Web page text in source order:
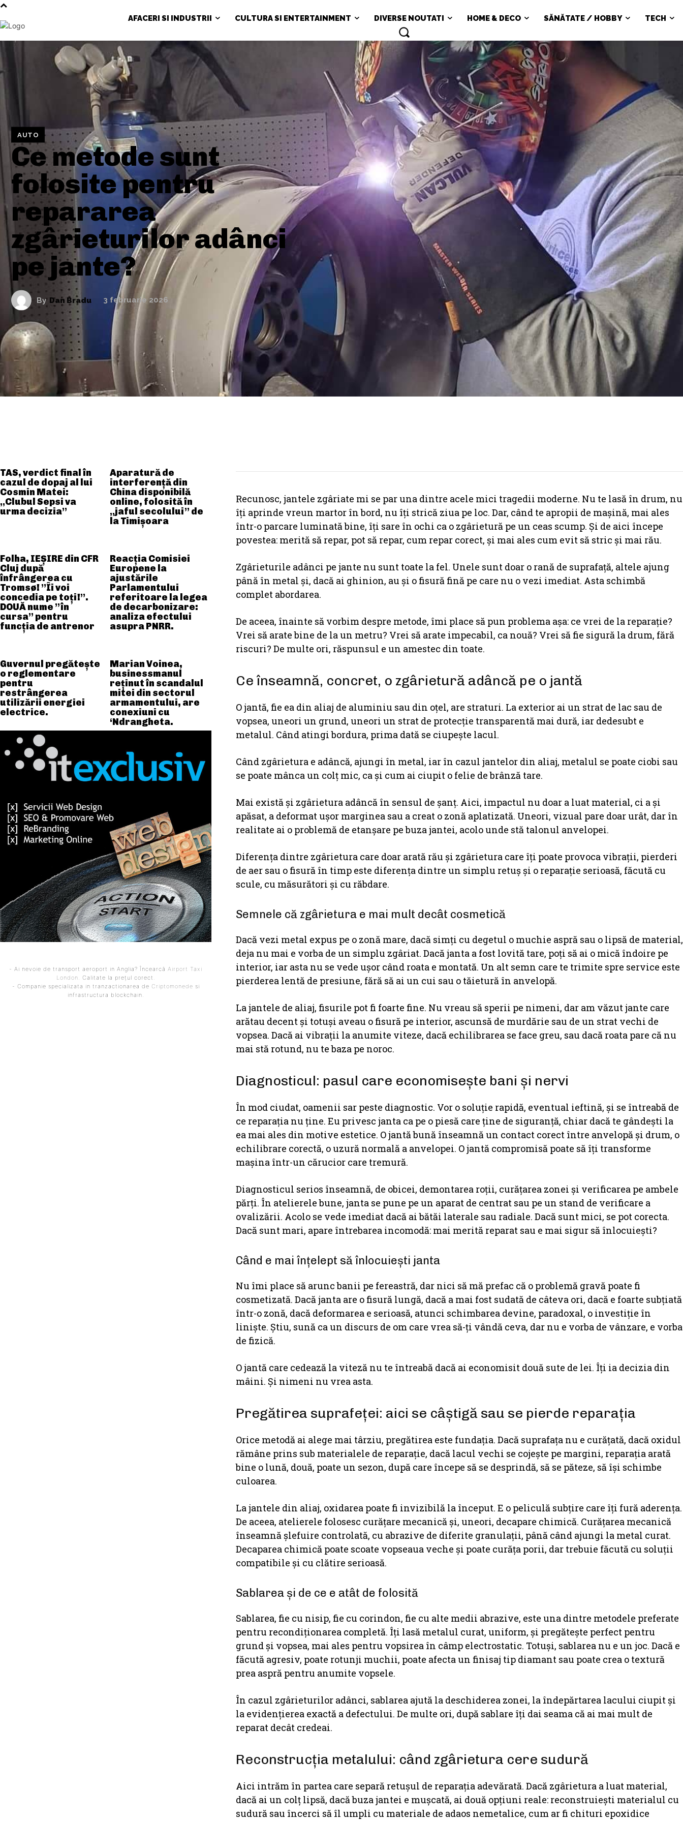
AFACERI SI INDUSTRII CULTURA SI ENTERTAINMENT DIVERSE NOUTATI HOME & DECO SĂNĂTATE / HOBBY TECH
AUTO
Ce metode sunt
folosite pentru
repararea
zgârieturilor adânci
pe jante?
By Dan Bradu 3 februarie 2026
TAS, verdict final în
cazul de dopaj al lui
Cosmin Matei:
„Clubul Sepsi va
urma decizia”
Aparatură de
interferență din
China disponibilă
online, folosită în
„jaful secolului” de
la Timișoara
Folha, IEȘIRE din CFR
Cluj după
înfrângerea cu
Tromsø! ”Îi voi
concedia pe toți!”.
DOUĂ nume ”în
cursa” pentru
funcția de antrenor
Reacția Comisiei
Europene la
ajustările
Parlamentului
referitoare la legea
de decarbonizare:
analiza efectului
asupra PNRR.
Guvernul pregătește
o reglementare
pentru
restrângerea
utilizării energiei
electrice.
Marian Voinea,
businessmanul
reținut în scandalul
mitei din sectorul
armamentului, are
conexiuni cu
‘Ndrangheta.
- Ai nevoie de transport aeroport in Anglia? Încearcă Airport Taxi
London. Calitate la prețul corect.
- Companie specializata in tranzactionarea de Criptomonede si
infrastructura blockchain.
Recunosc, jantele zgâriate mi se par una dintre acele mici tragedii moderne. Nu te lasă în drum, nu
îți aprinde vreun martor în bord, nu îți strică ziua pe loc. Dar, când te apropii de mașină, mai ales
într-o parcare luminată bine, îți sare în ochi ca o zgârietură pe un ceas scump. Și de aici începe
povestea: merită să repar, pot să repar, cum repar corect, și mai ales cum evit să stric și mai rău.
Zgârieturile adânci pe jante nu sunt toate la fel. Unele sunt doar o rană de suprafață, altele ajung
până în metal și, dacă ai ghinion, au și o fisură fină pe care nu o vezi imediat. Asta schimbă
complet abordarea.
De aceea, înainte să vorbim despre metode, îmi place să pun problema așa: ce vrei de la reparație?
Vrei să arate bine de la un metru? Vrei să arate impecabil, ca nouă? Vrei să fie sigură la drum, fără
riscuri? De multe ori, răspunsul e un amestec din toate.
Ce înseamnă, concret, o zgârietură adâncă pe o jantă
O jantă, fie ea din aliaj de aluminiu sau din oțel, are straturi. La exterior ai un strat de lac sau de
vopsea, uneori un grund, uneori un strat de protecție transparentă mai dură, iar dedesubt e
metalul. Când atingi bordura, prima dată se ciupește lacul.
Când zgârietura e adâncă, ajungi în metal, iar în cazul jantelor din aliaj, metalul se poate ciobi sau
se poate mânca un colț mic, ca și cum ai ciupit o felie de brânză tare.
Mai există și zgârietura adâncă în sensul de șanț. Aici, impactul nu doar a luat material, ci a și
apăsat, a deformat ușor marginea sau a creat o zonă aplatizată. Uneori, vizual pare doar urât, dar în
realitate ai o problemă de etanșare pe buza jantei, acolo unde stă talonul anvelopei.
Diferența dintre zgârietura care doar arată rău și zgârietura care îți poate provoca vibrații, pierderi
de aer sau o fisură în timp este diferența dintre un simplu retuș și o reparație serioasă, făcută cu
scule, cu măsurători și cu răbdare.
Semnele că zgârietura e mai mult decât cosmetică
Dacă vezi metal expus pe o zonă mare, dacă simți cu degetul o muchie aspră sau o lipsă de material,
deja nu mai e vorba de un simplu zgâriat. Dacă janta a fost lovită tare, poți să ai o mică îndoire pe
interior, iar asta nu se vede ușor când roata e montată. Un alt semn care te trimite spre service este
pierderea lentă de presiune, fără să ai un cui sau o tăietură în anvelopă.
La jantele de aliaj, fisurile pot fi foarte fine. Nu vreau să sperii pe nimeni, dar am văzut jante care
arătau decent și totuși aveau o fisură pe interior, ascunsă de murdărie sau de un strat vechi de
vopsea. Dacă ai vibrații la anumite viteze, dacă echilibrarea se face greu, sau dacă roata pare că nu
mai stă rotund, nu te baza pe noroc.
Diagnosticul: pasul care economisește bani și nervi
În mod ciudat, oamenii sar peste diagnostic. Vor o soluție rapidă, eventual ieftină, și se întreabă de
ce reparația nu ține. Eu privesc janta ca pe o piesă care ține de siguranță, chiar dacă te gândești la
ea mai ales din motive estetice. O jantă bună înseamnă un contact corect între anvelopă și drum, o
echilibrare corectă, o uzură normală a anvelopei. O jantă compromisă poate să îți transforme
mașina într-un cărucior care tremură.
Diagnosticul serios înseamnă, de obicei, demontarea roții, curățarea zonei și verificarea pe ambele
părți. În atelierele bune, janta se pune pe un aparat de centrat sau pe un stand de verificare a
ovalizării. Acolo se vede imediat dacă ai bătăi laterale sau radiale. Dacă sunt mici, se pot corecta.
Dacă sunt mari, apare întrebarea incomodă: mai merită reparat sau e mai sigur să înlocuiești?
Când e mai înțelept să înlocuiești janta
Nu îmi place să arunc banii pe fereastră, dar nici să mă prefac că o problemă gravă poate fi
cosmetizată. Dacă janta are o fisură lungă, dacă a mai fost sudată de câteva ori, dacă e foarte subțiată
într-o zonă, dacă deformarea e serioasă, atunci schimbarea devine, paradoxal, o investiție în
liniște. Știu, sună ca un discurs de om care vrea să-ți vândă ceva, dar nu e vorba de vânzare, e vorba
de fizică.
O jantă care cedează la viteză nu te întreabă dacă ai economisit două sute de lei. Îți ia decizia din
mâini. Și nimeni nu vrea asta.
Pregătirea suprafeței: aici se câștigă sau se pierde reparația
Orice metodă ai alege mai târziu, pregătirea este fundația. Dacă suprafața nu e curățată, dacă oxidul
rămâne prins sub materialele de reparație, dacă lacul vechi se cojește pe margini, reparația arată
bine o lună, două, poate un sezon, după care începe să se desprindă, să se păteze, să își schimbe
culoarea.
La jantele din aliaj, oxidarea poate fi invizibilă la început. E o peliculă subțire care îți fură aderența.
De aceea, atelierele folosesc curățare mecanică și, uneori, decapare chimică. Curățarea mecanică
înseamnă șlefuire controlată, cu abrazive de diferite granulații, până când ajungi la metal curat.
Decaparea chimică poate scoate vopseaua veche și poate curăța porii, dar trebuie făcută cu soluții
compatibile și cu clătire serioasă.
Sablarea și de ce e atât de folosită
Sablarea, fie cu nisip, fie cu corindon, fie cu alte medii abrazive, este una dintre metodele preferate
pentru recondiționarea completă. Îți lasă metalul curat, uniform, și pregătește perfect pentru
grund și vopsea, mai ales pentru vopsirea în câmp electrostatic. Totuși, sablarea nu e un joc. Dacă e
făcută agresiv, poate rotunji muchii, poate afecta un finisaj tip diamant sau poate crea o textură
prea aspră pentru anumite vopsele.
În cazul zgârieturilor adânci, sablarea ajută la deschiderea zonei, la îndepărtarea lacului ciupit și
la evidențierea exactă a defectului. De multe ori, după sablare îți dai seama că ai mai mult de
reparat decât credeai.
Reconstrucția metalului: când zgârietura cere sudură
Aici intrăm în partea care separă retușul de reparația adevărată. Dacă zgârietura a luat material,
dacă ai un colț lipsă, dacă buza jantei e mușcată, ai două opțiuni reale: reconstruiești materialul cu
sudură sau încerci să îl umpli cu materiale de adaos nemetalice, cum ar fi chituri epoxidice